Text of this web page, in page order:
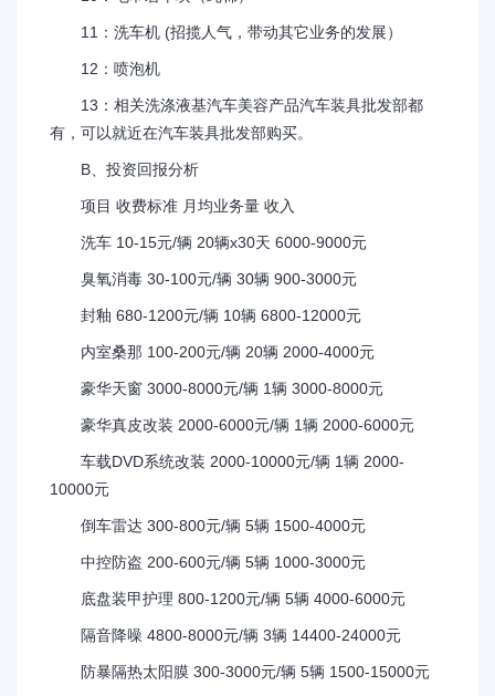
11：洗车机 (招揽人气，带动其它业务的发展）
12：喷泡机
13：相关洗涤液基汽车美容产品汽车装具批发部都
有，可以就近在汽车装具批发部购买。
B、投资回报分析
项目 收费标准 月均业务量 收入
洗车 10-15元/辆 20辆x30天 6000-9000元
臭氧消毒 30-100元/辆 30辆 900-3000元
封釉 680-1200元/辆 10辆 6800-12000元
内室桑那 100-200元/辆 20辆 2000-4000元
豪华天窗 3000-8000元/辆 1辆 3000-8000元
豪华真皮改装 2000-6000元/辆 1辆 2000-6000元
车载DVD系统改装 2000-10000元/辆 1辆 2000-
10000元
倒车雷达 300-800元/辆 5辆 1500-4000元
中控防盗 200-600元/辆 5辆 1000-3000元
底盘装甲护理 800-1200元/辆 5辆 4000-6000元
隔音降噪 4800-8000元/辆 3辆 14400-24000元
防暴隔热太阳膜 300-3000元/辆 5辆 1500-15000元